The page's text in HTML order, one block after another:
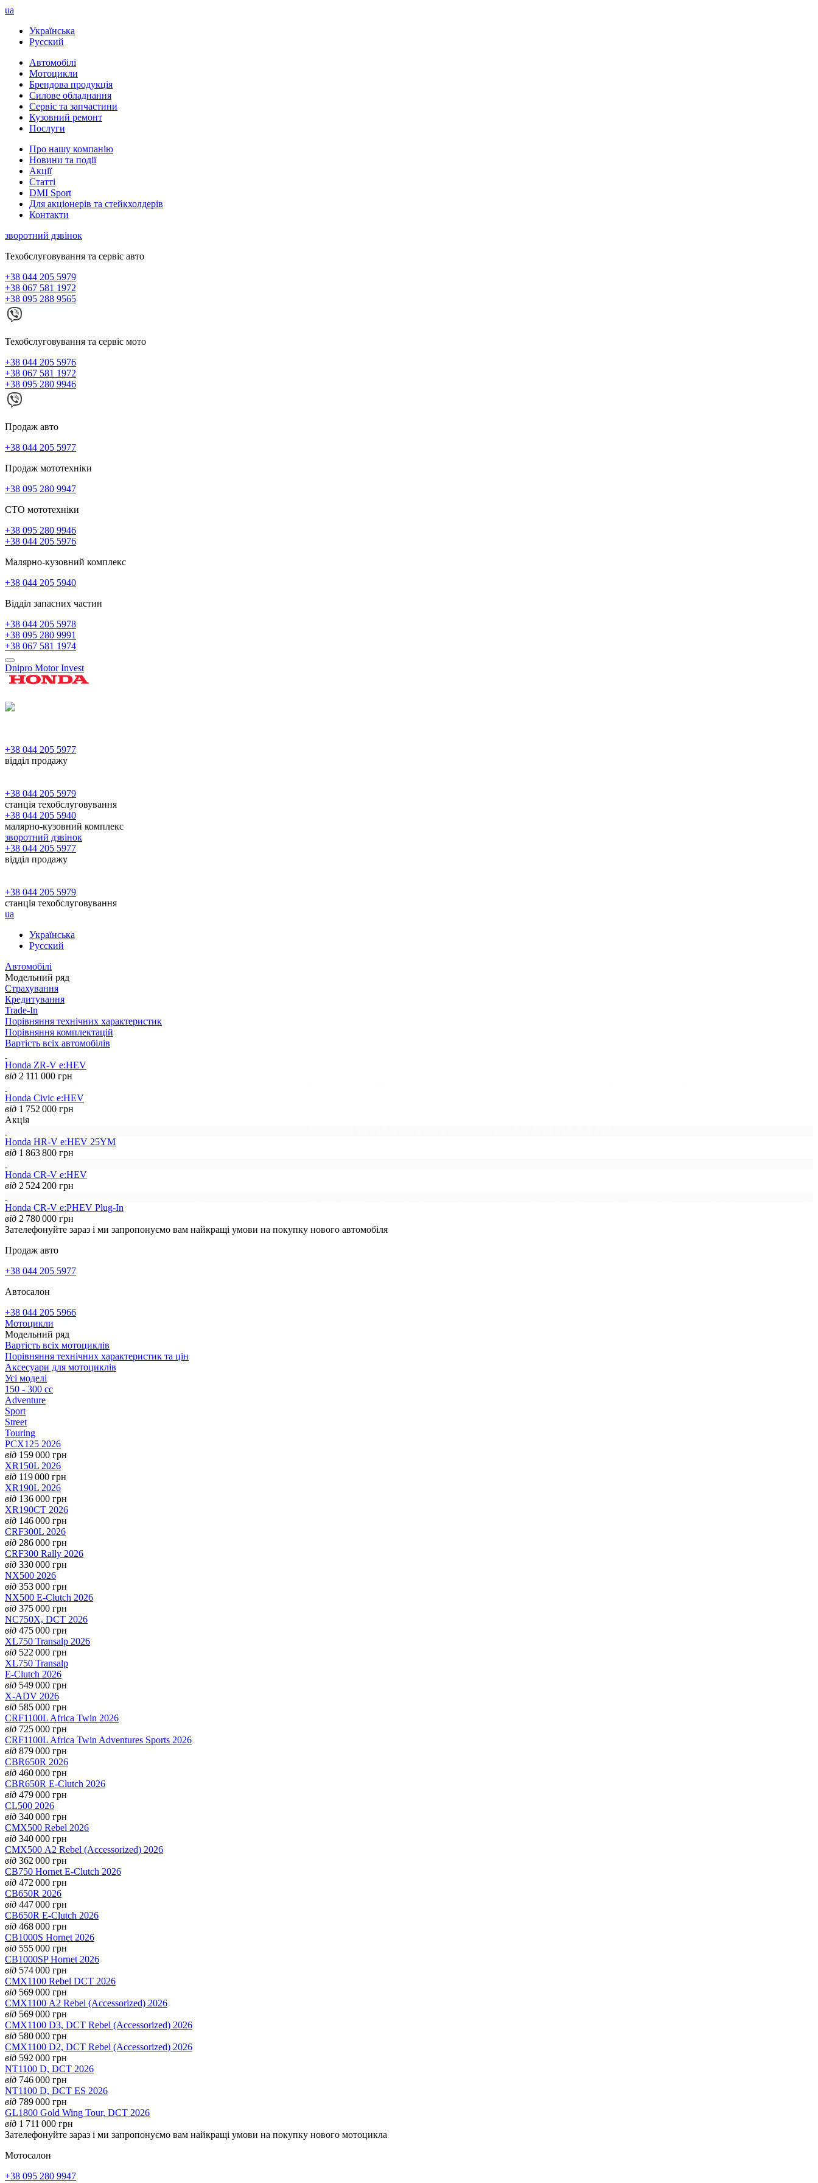
ua
Українська
Русский
Автомобілі
Мотоцикли
Брендова продукція
Силове обладнання
Сервіс та запчастини
Кузовний ремонт
Послуги
Про нашу компанію
Новини та події
Акції
Статті
DMI Sport
Для акціонерів та стейкхолдерів
Контакти
зворотний дзвінок
Техобслуговування та сервіс авто
+38 044 205 5979
+38 067 581 1972
+38 095 288 9565
Техобслуговування та сервіс мото
+38 044 205 5976
+38 067 581 1972
+38 095 280 9946
Продаж авто
+38 044 205 5977
Продаж мототехніки
+38 095 280 9947
СТО мототехніки
+38 095 280 9946
+38 044 205 5976
Малярно-кузовний комплекс
+38 044 205 5940
Відділ запасних частин
+38 044 205 5978
+38 095 280 9991
+38 067 581 1974
Dnipro Motor Invest
+38 044 205 5977
відділ продажу
+38 044 205 5979
станція техобслуговування
+38 044 205 5940
малярно-кузовний комплекс
зворотний дзвінок
+38 044 205 5977
відділ продажу
+38 044 205 5979
станція техобслуговування
ua
Українська
Русский
Автомобілі
Модельний ряд
Страхування
Кредитування
Trade-In
Порівняння технічних характеристик
Порівняння комплектацій
Вартість всіх автомобілів
Honda ZR-V e:HEV
від 2 111 000 грн
Honda Civic e:HEV
від 1 752 000 грн
Акція
Honda HR-V e:HEV 25YM
від 1 863 800 грн
Honda CR-V e:HEV
від 2 524 200 грн
Honda CR-V e:PHEV Plug-In
від 2 780 000 грн
Зателефонуйте зараз і ми запропонуємо вам найкращі умови на покупку нового автомобіля
Продаж авто
+38 044 205 5977
Автосалон
+38 044 205 5966
Мотоцикли
Модельний ряд
Вартість всіх мотоциклів
Порівняння технічних характеристик та цін
Аксесуари для мотоциклів
Усі моделі
150 - 300 cc
Adventure
Sport
Street
Touring
PCX125 2026
від 159 000 грн
XR150L 2026
від 119 000 грн
XR190L 2026
від 136 000 грн
XR190CT 2026
від 146 000 грн
CRF300L 2026
від 286 000 грн
CRF300 Rally 2026
від 330 000 грн
NX500 2026
від 353 000 грн
NX500 E-Clutch 2026
від 375 000 грн
NC750X, DCT 2026
від 475 000 грн
XL750 Transalp 2026
від 522 000 грн
XL750 Transalp
E-Clutch 2026
від 549 000 грн
X-ADV 2026
від 585 000 грн
CRF1100L Africa Twin 2026
від 725 000 грн
CRF1100L Africa Twin Adventures Sports 2026
від 879 000 грн
CBR650R 2026
від 460 000 грн
CBR650R E-Clutch 2026
від 479 000 грн
CL500 2026
від 340 000 грн
CMX500 Rebel 2026
від 340 000 грн
CMX500 А2 Rebel (Accessorized) 2026
від 362 000 грн
CB750 Hornet E-Clutch 2026
від 472 000 грн
CB650R 2026
від 447 000 грн
CB650R E-Clutch 2026
від 468 000 грн
CB1000S Hornet 2026
від 555 000 грн
CB1000SP Hornet 2026
від 574 000 грн
CMX1100 Rebel DCT 2026
від 569 000 грн
CMX1100 А2 Rebel (Accessorized) 2026
від 569 000 грн
CMX1100 D3, DCT Rebel (Accessorized) 2026
від 580 000 грн
CMX1100 D2, DCT Rebel (Accessorized) 2026
від 592 000 грн
NT1100 D, DCT 2026
від 746 000 грн
NT1100 D, DCT ES 2026
від 789 000 грн
GL1800 Gold Wing Tour, DCT 2026
від 1 711 000 грн
Зателефонуйте зараз і ми запропонуємо вам найкращі умови на покупку нового мотоцикла
Мотосалон
+38 095 280 9947